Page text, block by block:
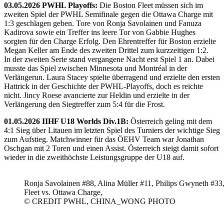
03.05.2026 PWHL Playoffs: Die Boston Fleet müssen sich im
zweiten Spiel der PWHL Semifinale gegen die Ottawa Charge mit
1:3 geschlagen geben. Tore von Ronja Savolainen und Fanuza
Kadirova sowie ein Treffer ins leere Tor von Gabbie Hughes
sorgten für den Charge Erfolg. Den Ehrentreffer für Boston erzielte
Megan Keller am Ende des zweiten Drittel zum kurzzeitigen 1:2.
In der zweiten Serie stand vergangene Nacht erst Spiel 1 an. Dabei
musste das Spiel zwischen Minnesota und Montréal in der
Verlängerun. Laura Stacey spielte überragend und erzielte den ersten
Hattrick in der Geschichte der PWHL-Playoffs, doch es reichte
nicht. Jincy Roese avancierte zur Heldin und erzielte in der
Verlängerung den Siegtreffer zum 5:4 für die Frost.
01.05.2026 IIHF U18 Worlds Div.1B: Österreich geling mit dem
4:1 Sieg über Litauen im letzten Spiel des Turniers der wichtige Sieg
zum Aufstieg. Matchwinner für das ÖEHV Team war Jonathan
Oschgan mit 2 Toren und einen Assist. Österreich steigt damit sofort
wieder in die zweithöchste Leistungsgruppe der U18 auf.
Ronja Savolainen #88, Alina Müller #11, Philips Gwyneth
Fleet vs. Ottawa Charge,
© CREDIT PWHL, CHINA_WONG PHOTO